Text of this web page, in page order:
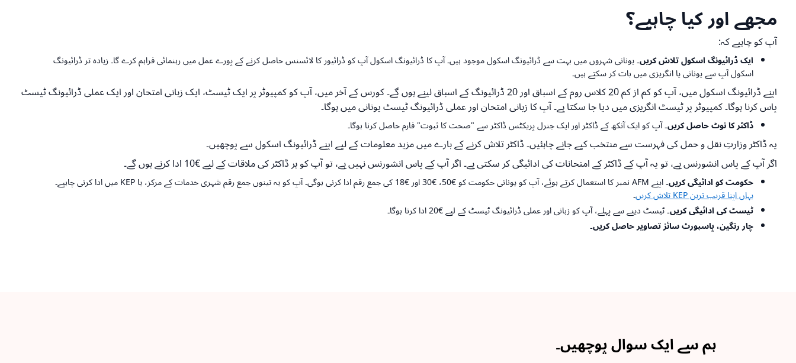
مجھے اور کیا چاہیے؟
آپ کو چاہیے کہ:
ایک ڈرائیونگ اسکول تلاش کریں۔یونانی شہروں میں بہت سے ڈرائیونگ اسکول موجود ہیں۔ آپ کا ڈرائیونگ اسکول آپ کو ڈرائیور کا لائسنس حاصل کرنے کے پورے عمل میں رہنمائی فراہم کرے گا۔ زیادہ تر ڈرائیونگ
اسکول آپ سے یونانی یا انگریزی میں بات کر سکتے ہیں۔
اپنے ڈرائیونگ اسکول میں، آپ کو کم از کم 20 کلاس روم کے اسباق اور 20 ڈرائیونگ کے اسباق لینے ہوں گے۔ کورس کے آخر میں، آپ کو کمپیوٹر پر ایک ٹیسٹ، ایک زبانی امتحان اور ایک عملی ڈرائیونگ ٹیسٹ
پاس کرنا ہوگا۔ کمپیوٹر پر ٹیسٹ انگریزی میں دیا جا سکتا ہے۔ آپ کا زبانی امتحان اور عملی ڈرائیونگ ٹیسٹ یونانی میں ہوگا۔
ڈاکٹر کا نوٹ حاصل کریں۔آپ کو ایک آنکھ کے ڈاکٹر اور ایک جنرل پریکٹس ڈاکٹر سے "صحت کا ثبوت" فارم حاصل کرنا ہوگا۔
یہ ڈاکٹر وزارتِ نقل و حمل کی فہرست سے منتخب کیے جانے چاہئیں۔ ڈاکٹر تلاش کرنے کے بارے میں مزید معلومات کے لیے اپنے ڈرائیونگ اسکول سے پوچھیں۔
اگر آپ کے پاس انشورنس ہے، تو یہ آپ کے ڈاکٹر کے امتحانات کی ادائیگی کر سکتی ہے۔ اگر آپ کے پاس انشورنس نہیں ہے، تو آپ کو ہر ڈاکٹر کی ملاقات کے لیے €10 ادا کرنے ہوں گے۔
حکومت کو ادائیگی کریں۔اپنے AFM نمبر کا استعمال کرتے ہوئے، آپ کو یونانی حکومت کو €50، €30 اور €18 کی جمع رقم ادا کرنی ہوگی۔ آپ کو یہ تینوں جمع رقم شہری خدمات کے مرکز، یا KEP میں ادا کرنی چاہیے۔
یہاں اپنا قریب ترین KEP تلاش کریں
۔
ٹیسٹ کی ادائیگی کریں۔ٹیسٹ دینے سے پہلے، آپ کو زبانی اور عملی ڈرائیونگ ٹیسٹ کے لیے €20 ادا کرنا ہوگا۔
چار رنگین، پاسپورٹ سائز تصاویر حاصل کریں۔
ہم سے ایک سوال پوچھیں۔